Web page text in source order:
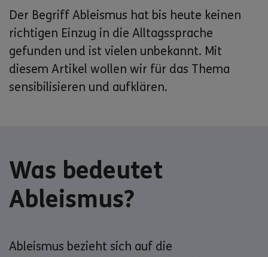
Der Begriff Ableismus hat bis heute keinen
richtigen Einzug in die Alltagssprache
gefunden und ist vielen unbekannt. Mit
diesem Artikel wollen wir für das Thema
sensibilisieren und aufklären.
Was bedeutet
Ableismus?
Ableismus bezieht sich auf die